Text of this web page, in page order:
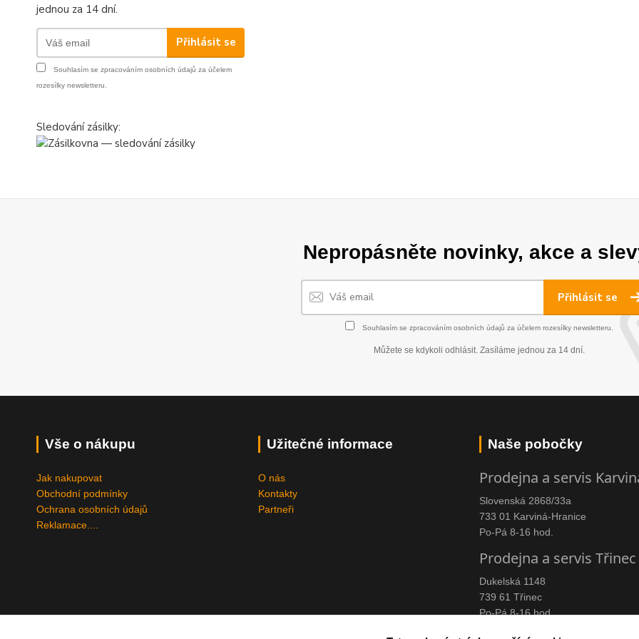
jednou za 14 dní.
Přihlásit se
Souhlasím se zpracováním osobních údajů za účelem
rozesílky newsletteru.
Sledování zásilky:
Nepropásněte novinky, akce a
Přihlásit se
Souhlasím se zpracováním osobních údajů za účelem rozesílky newsletteru.
Můžete se kdykoli odhlásit. Zasíláme jednou za 14 dní.
Vše o nákupu
Jak nakupovat
Obchodní podmínky
Ochrana osobních údajů
Reklamace....
Užitečné informace
O nás
Kontakty
Partneři
Naše pobočky
Prodejna a servis
Slovenská 2868/33a
733 01 Karviná-Hranice
Po-Pá 8-16 hod.
Prodejna a servis Třinec
Dukelská 1148
739 61 Třinec
Po-Pá 8-16 hod.